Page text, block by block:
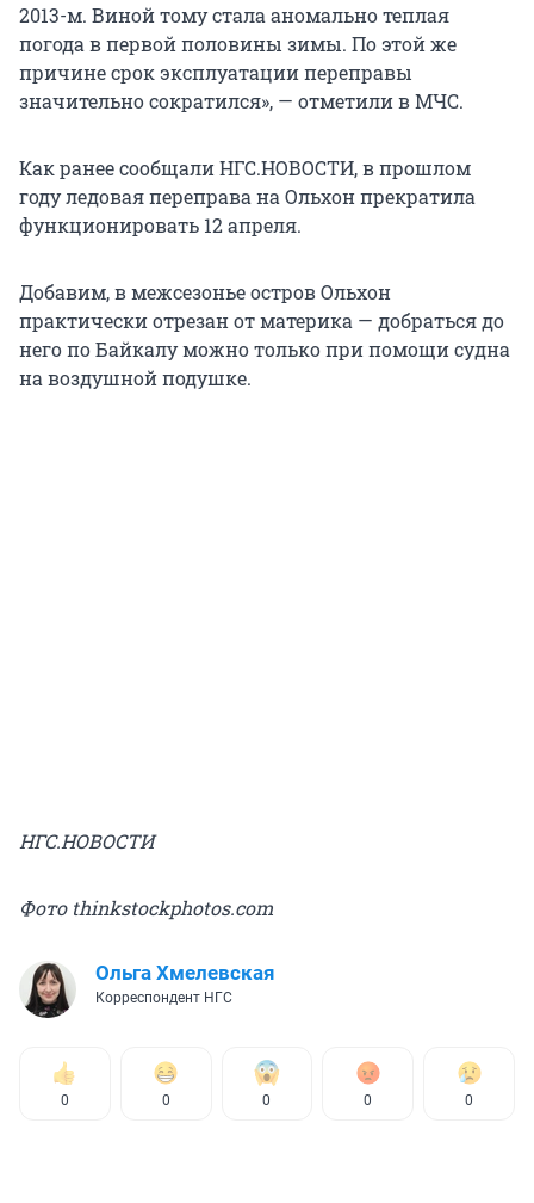
2013-м. Виной тому стала аномально теплая
погода в первой половины зимы. По этой же
причине срок эксплуатации переправы
значительно сократился», — отметили в МЧС.
Как ранее сообщали НГС.НОВОСТИ, в прошлом
году ледовая переправа на Ольхон прекратила
функционировать 12 апреля.
Добавим, в межсезонье остров Ольхон
практически отрезан от материка — добраться до
него по Байкалу можно только при помощи судна
на воздушной подушке.
НГС.НОВОСТИ
Фото thinkstockphotos.com
Ольга Хмелевская
Корреспондент НГС
0 0 0 0 0